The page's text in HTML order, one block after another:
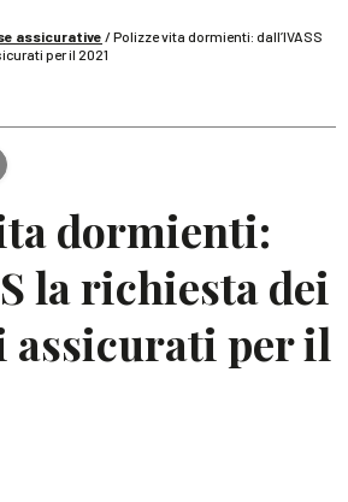
assicurative /Polizze vita dormienti: dall’IVASS
per il 2021
dormienti:
la richiesta dei
assicurati per il